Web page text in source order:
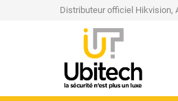
Distributeur officiel Hikvision,